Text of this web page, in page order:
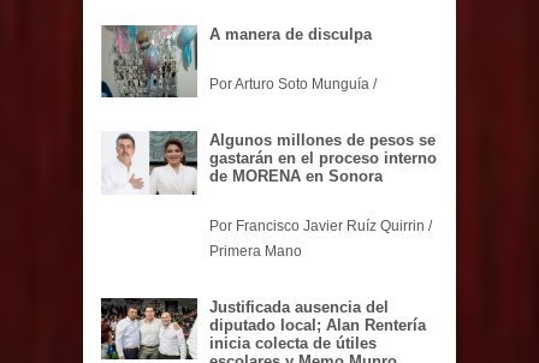
A manera de disculpa
Por Arturo Soto Munguía /
Algunos millones de pesos se
gastarán en el proceso interno
de MORENA en Sonora
Por Francisco Javier Ruíz Quirrin /
Primera Mano
Justificada ausencia del
diputado local; Alan Rentería
inicia colecta de útiles